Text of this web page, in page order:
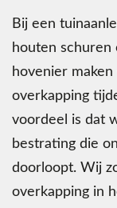
Bij een
houten schuren
hovenier
overkapping
voordeel is dat
bestrating die
doorloopt. Wij
overkapping in